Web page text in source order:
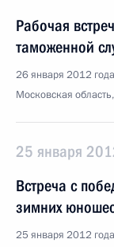
Рабочая
таможенной
26 января 2012
Московская
25 января
Встреча с
зимних
25 января 2012